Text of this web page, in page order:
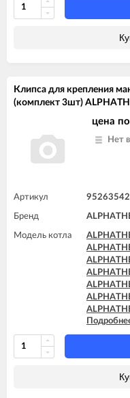
Клипса для крепления
(комплект 3шт)
цена
Нет
Артикул 95263542
Бренд
Модель котла